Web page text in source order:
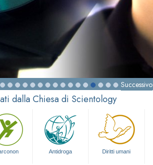
Successivo
dalla Chiesa di Scientology
Antidroga Diritti umani